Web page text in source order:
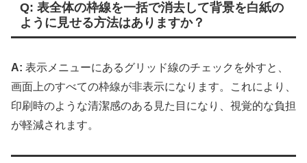
Q: 表全体の枠線を一括で消去して背景を白紙の
ように見せる方法はありますか？
A: 表示メニューにあるグリッド線のチェックを外すと、
画面上のすべての枠線が非表示になります。これにより、
印刷時のような清潔感のある見た目になり、視覚的な負担
が軽減されます。